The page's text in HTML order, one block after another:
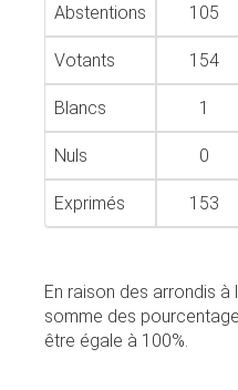
Abstentions 105
Votants 154
Blancs 1
Nuls 0
Exprimés 153
En raison des arrondis
somme des
être égale à 100%.